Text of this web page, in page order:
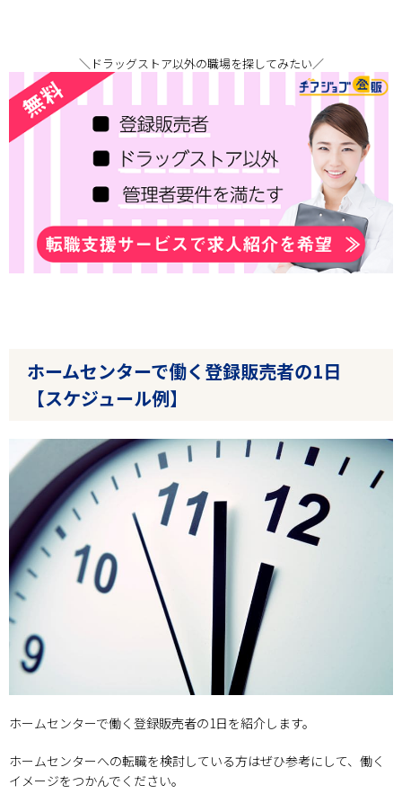
＼ドラッグストア以外の職場を探してみたい／
ホームセンターで働く登録販売者の1日
【スケジュール例】
ホームセンターで働く登録販売者の1日を紹介します。
ホームセンターへの転職を検討している方はぜひ参考にして、働く
イメージをつかんでください。